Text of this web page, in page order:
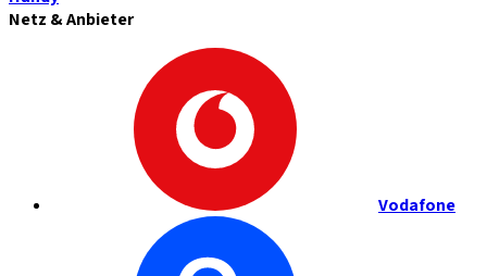
Netz & Anbieter
Vodafone